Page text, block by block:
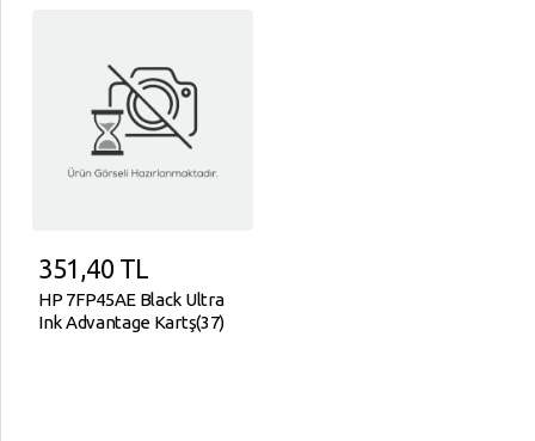
351,40TL
HP 7FP45AE Black Ultra
Ink Advantage Kartş(37)